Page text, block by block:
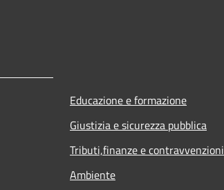
Educazione e formazione
Giustizia e sicurezza pubblica
Tributi,finanze e contravvenzioni
Ambiente